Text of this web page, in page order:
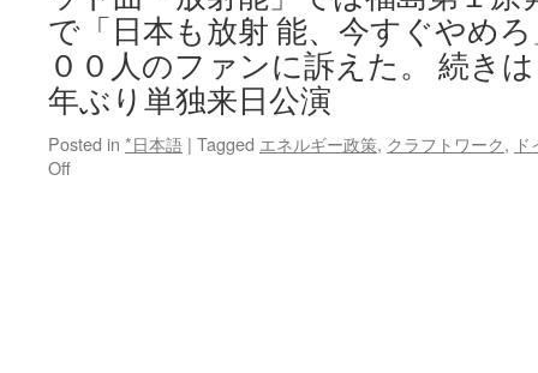
で「日本も放射 能、今すぐやめ
００人のファンに訴えた。 続き
年ぶり単独来日公演
Posted in *日本語 | Tagged エネルギー政策, クラフトワーク,
Offon